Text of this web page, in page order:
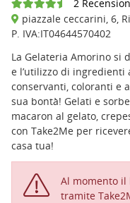
2
piazzale ceccarini, 6,
P. IVA:IT04644570402
La Gelateria Amorino si
e l’utilizzo di
conservanti, coloranti e
sua bontà! Gelati e
macaron al gelato,
con Take2Me per
casa tua!
Al momento il
tramite